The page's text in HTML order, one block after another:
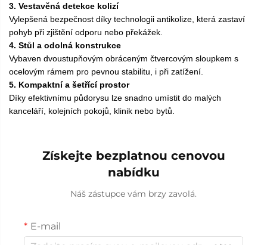
3. Vestavěná detekce kolizí
Vylepšená bezpečnost díky technologii antikolize, která zastaví
pohyb při zjištění odporu nebo překážek.
4. Stůl a odolná konstrukce
Vybaven dvoustupňovým obráceným čtvercovým sloupkem s
ocelovým rámem pro pevnou stabilitu, i při zatížení.
5. Kompaktní a šetřící prostor
Díky efektivnímu půdorysu lze snadno umístit do malých
kanceláří, kolejních pokojů, klinik nebo bytů.
Získejte bezplatnou cenovou
nabídku
Náš zástupce vám brzy zavolá.
E-mail